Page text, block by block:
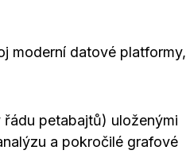
moderní datové platformy,
petabajtů) uloženými
a pokročilé grafové